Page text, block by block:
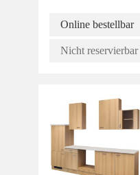
Online bestellbar
Nicht reservierbar